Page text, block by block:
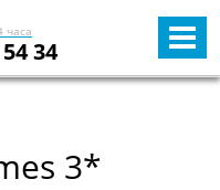
часа
34
3*